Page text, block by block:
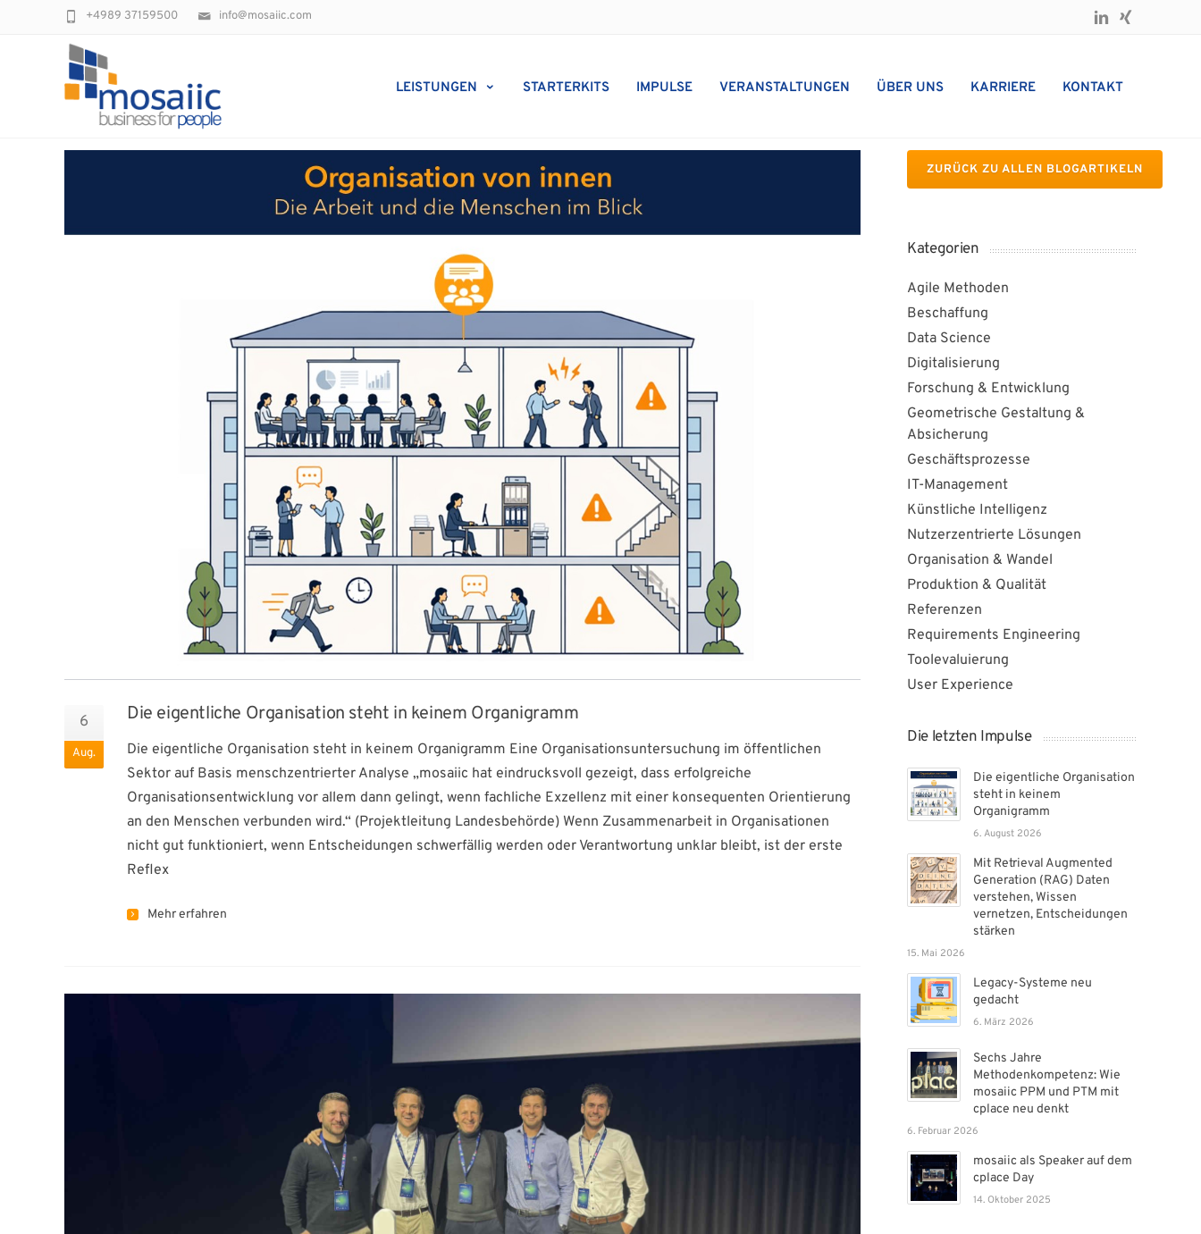
info@mosaiic.com
+4989 37159500
LEISTUNGEN STARTERKITS IMPULSE VERANSTALTUNGEN ÜBER UNS KARRIERE KONTAKT
Organisation & Wandel
6
Aug.
Die eigentliche Organisation steht in keinem Organigramm
Die eigentliche Organisation steht in keinem Organigramm Eine Organisationsuntersuchung im öffentlichen
Sektor auf Basis menschzentrierter Analyse „mosaiic hat eindrucksvoll gezeigt, dass erfolgreiche
Organisationsentwicklung vor allem dann gelingt, wenn fachliche Exzellenz mit einer konsequenten Orientierung
an den Menschen verbunden wird.“ (Projektleitung Landesbehörde) Wenn Zusammenarbeit in Organisationen
nicht gut funktioniert, wenn Entscheidungen schwerfällig werden oder Verantwortung unklar bleibt, ist der erste
Reflex
Mehr erfahren
ZURÜCK ZU ALLEN BLOGARTIKELN
Kategorien
Agile Methoden
Beschaffung
Data Science
Digitalisierung
Forschung & Entwicklung
Geometrische Gestaltung &
Absicherung
Geschäftsprozesse
IT-Management
Künstliche Intelligenz
Nutzerzentrierte Lösungen
Organisation & Wandel
Produktion & Qualität
Referenzen
Requirements Engineering
Toolevaluierung
User Experience
Die letzten Impulse
Die eigentliche Organisation
steht in keinem
Organigramm
6. August 2026
Mit Retrieval Augmented
Generation (RAG) Daten
verstehen, Wissen
vernetzen, Entscheidungen
stärken
15. Mai 2026
Legacy-Systeme neu
gedacht
6. März 2026
Sechs Jahre
Methodenkompetenz: Wie
mosaiic PPM und PTM mit
cplace neu denkt
6. Februar 2026
mosaiic als Speaker auf dem
cplace Day
14. Oktober 2025